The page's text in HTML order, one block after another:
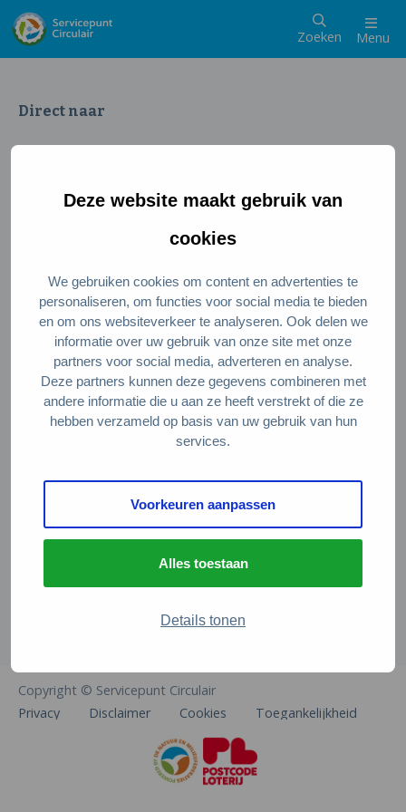
Deze website maakt gebruik van
cookies
We gebruiken cookies om content en advertenties te
personaliseren, om functies voor social media te bieden
en om ons websiteverkeer te analyseren. Ook delen we
informatie over uw gebruik van onze site met onze
partners voor social media, adverteren en analyse.
Deze partners kunnen deze gegevens combineren met
andere informatie die u aan ze heeft verstrekt of die ze
hebben verzameld op basis van uw gebruik van hun
services.
Voorkeuren aanpassen
Alles toestaan
Details tonen
Zoeken Menu
Direct naar
Wat is een circulaire samenleving
Meedoen als ondernemer
Circulaire producten en diensten
Wie zijn wij?
Over ons
Stel je vraag
Servicepunt Team
Veelgestelde vragen
De Natuur en Milieufederaties
Arthur van Schendelstraat 600
info@natuurenmilieufederaties.nl
Copyright © Servicepunt Circulair
Privacy
Disclaimer Cookies Toegankelijkheid